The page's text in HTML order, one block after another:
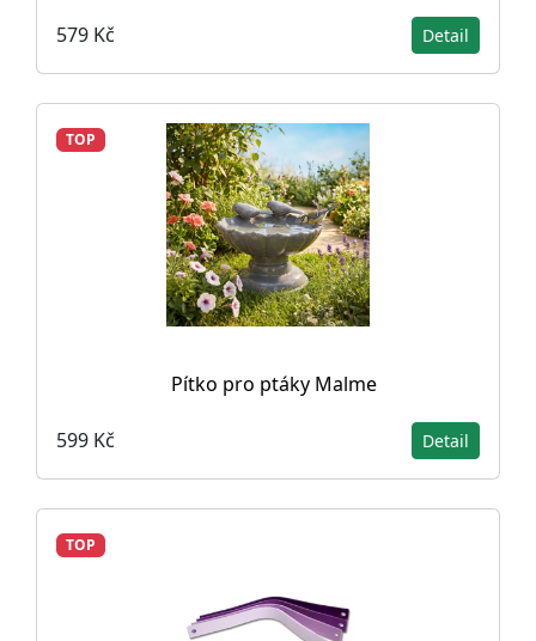
579 Kč Detail
TOP
Pítko pro ptáky Malme
599 Kč Detail
TOP